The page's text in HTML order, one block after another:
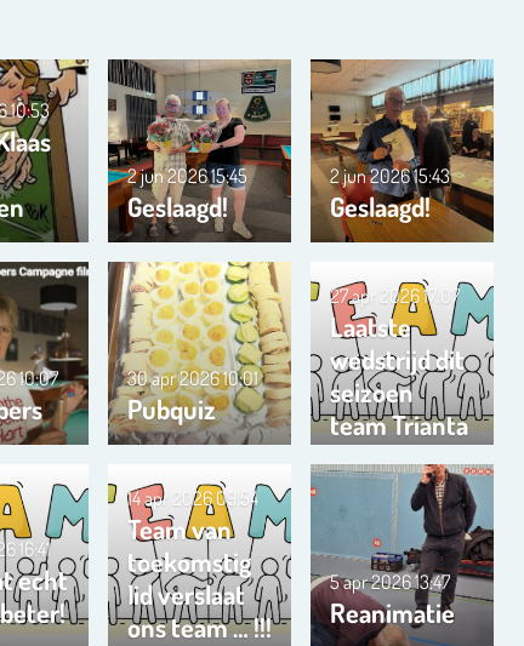
10:53
Geslaagd!
2 jun 202615:45
Geslaagd!
2 jun 202615:43
10:07
Pubquiz
30 apr 202610:01
Laatste
wedstrijd dit
seizoen
team Trianta
01
27 apr 202617:07
echt
16:41
Team van
toekomstig
lid verslaat
ons team … !!!
14 apr 2026 09:54
Reanimatie
5 apr 202613:47